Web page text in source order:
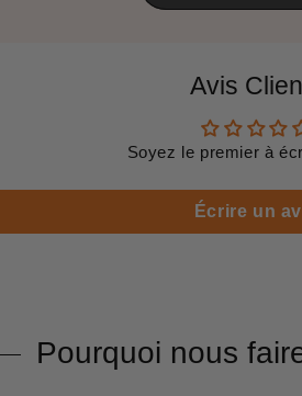
Avis
Soyez le premier à
Écrire un
Pourquoi nous